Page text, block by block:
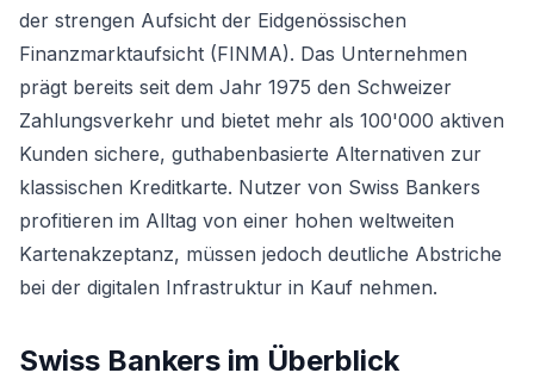
der strengen Aufsicht der Eidgenössischen
Finanzmarktaufsicht (FINMA). Das Unternehmen
prägt bereits seit dem Jahr 1975 den Schweizer
Zahlungsverkehr und bietet mehr als 100'000 aktiven
Kunden sichere, guthabenbasierte Alternativen zur
klassischen Kreditkarte. Nutzer von Swiss Bankers
profitieren im Alltag von einer hohen weltweiten
Kartenakzeptanz, müssen jedoch deutliche Abstriche
bei der digitalen Infrastruktur in Kauf nehmen.
Swiss Bankers im Überblick